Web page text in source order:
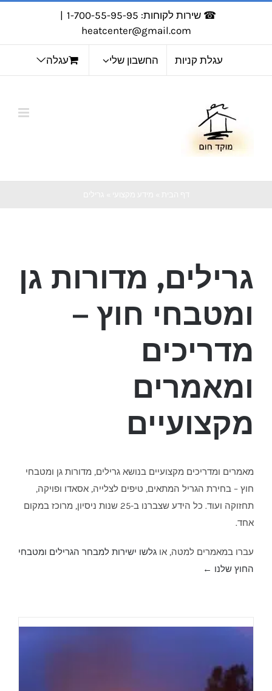
☎ שירות לקוחות: 1-700-55-95-95
|
heatcenter@gmail.com
עגלת קניות החשבון שלי עגלה
גרילים, מדורות גן
ומטבחי חוץ –
מדריכים
ומאמרים
מקצועיים
מאמרים ומדריכים מקצועיים בנושא גרילים, מדורות גן ומטבחי
חוץ – בחירת הגריל המתאים, טיפים לצלייה, אסאדו ופויקה,
תחזוקה ועוד. כל הידע שצברנו ב-25 שנות ניסיון, מרוכז במקום
אחד.
עברו במאמרים למטה, או גלשו ישירות למבחר הגרילים ומטבחי
החוץ שלנו ←